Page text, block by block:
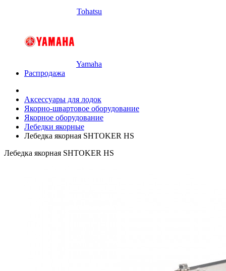
Tohatsu
Yamaha
Распродажа
Аксессуары для лодок
Якорно-швартовое оборудование
Якорное оборудование
Лебедки якорные
Лебедка якорная SHTOKER HS
Лебедка якорная SHTOKER HS